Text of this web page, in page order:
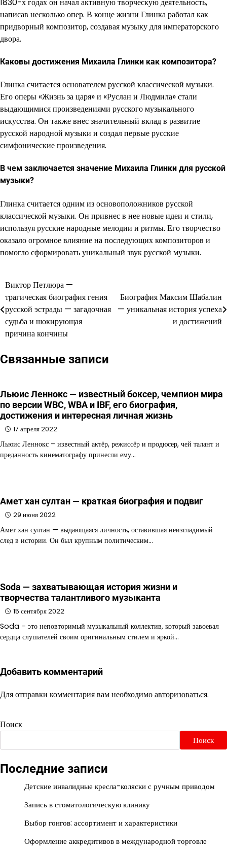
написав несколько опер. В конце жизни Глинка работал как
придворный композитор, создавая музыку для императорского
двора.
Каковы достижения Михаила Глинки как композитора?
Глинка считается основателем русской классической музыки.
Его оперы «Жизнь за царя» и «Руслан и Людмила» стали
выдающимися произведениями русского музыкального
искусства. Он также внес значительный вклад в развитие
русской народной музыки и создал первые русские
симфонические произведения.
В чем заключается значение Михаила Глинки для русской
музыки?
Глинка считается одним из основоположников русской
классической музыки. Он привнес в нее новые идеи и стили,
используя русские народные мелодии и ритмы. Его творчество
оказало огромное влияние на последующих композиторов и
помогло сформировать уникальный звук русской музыки.
Навигация
по
записям
Виктор Петлюра —
трагическая биография гения
русской эстрады — загадочная
судьба и шокирующая
причина кончины
Биография Максим Шабалин
— уникальная история успеха
и достижений
Связанные записи
Льюис Леннокс — известный боксер, чемпион мира
по версии WBC, WBA и IBF, его биография,
достижения и интересная личная жизнь
17 апреля 2022
Льюис Леннокс – известный актёр, режиссёр и продюсер, чей талант и
преданность кинематографу принесли ему…
Амет хан султан — краткая биография и подвиг
29 июня 2022
Амет хан султан — выдающаяся личность, оставившая неизгладимый
след в истории. Он был крупным политическим…
Soda — захватывающая история жизни и
творчества талантливого музыканта
15 сентября 2022
Soda – это неповторимый музыкальный коллектив, который завоевал
сердца слушателей своим оригинальным стилем и яркой…
Добавить комментарий
Для отправки комментария вам необходимоавторизоваться.
Поиск
Поиск
Последние записи
Детские инвалидные кресла-коляски с ручным приводом
Запись в стоматологическую клинику
Выбор гонгов: ассортимент и характеристики
Оформление аккредитивов в международной торговле